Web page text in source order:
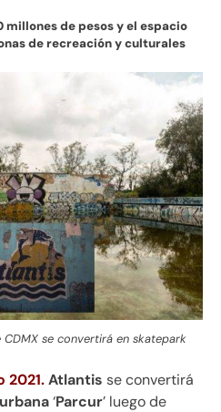
millones de pesos y el espacio
de recreación y culturales
se convertirá en skatepark
2021.Atlantis se convertirá
‘Parcur’ luego de